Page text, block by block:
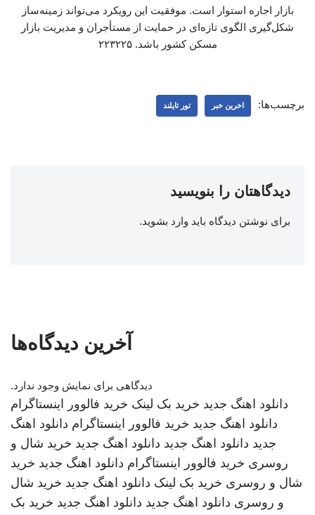
بازار اجاره استوار است. موفقیت این رویکرد می‌تواند زمینه‌ساز
شکل‌گیری الگوی تازه‌ای در حمایت از مستأجران و مدیریت بازار
مسکن کشور باشد. ۲۲۳۲۲۵
برچسب‌ها: اخرین خبر تور تایلند
دیدگاهتان را بنویسید
برای نوشتن دیدگاه باید وارد بشوید.
آخرین دیدگاه‌ها
دیدگاهی برای نمایش وجود ندارد.
دانلود اهنگ جدید خرید بک لینک خرید فالوور اینستاگرام
دانلود اهنگ جدید خرید فالوور اینستاگرام دانلود اهنگ
جدید دانلود اهنگ جدید دانلود اهنگ جدید خرید شال و
روسری خرید فالوور اینستاگرام دانلود اهنگ جدید خرید
شال و روسری خرید بک لینک دانلود اهنگ جدید خرید شال
و روسری دانلود اهنگ جدید دانلود اهنگ جدید خرید بک